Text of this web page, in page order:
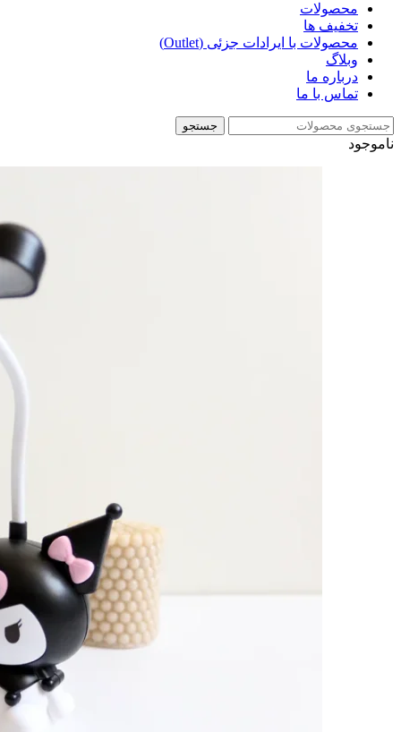
محصولات
تخفیف ها
محصولات با ایرادات جزئی (Outlet)
وبلاگ
درباره ما
تماس با ما
جستجو
ناموجود